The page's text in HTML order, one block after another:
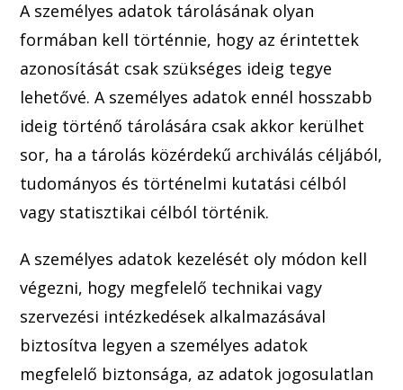
A személyes adatok tárolásának olyan
formában kell történnie, hogy az érintettek
azonosítását csak szükséges ideig tegye
lehetővé. A személyes adatok ennél hosszabb
ideig történő tárolására csak akkor kerülhet
sor, ha a tárolás közérdekű archiválás céljából,
tudományos és történelmi kutatási célból
vagy statisztikai célból történik.
A személyes adatok kezelését oly módon kell
végezni, hogy megfelelő technikai vagy
szervezési intézkedések alkalmazásával
biztosítva legyen a személyes adatok
megfelelő biztonsága, az adatok jogosulatlan